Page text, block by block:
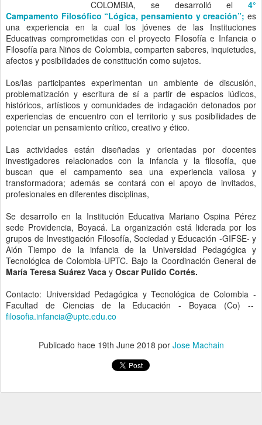
Los/las participantes experimentan un ambiente de discusión,
problematización y escritura de sí a partir de espacios lúdicos,
históricos, artísticos y comunidades de indagación detonados por
experiencias de encuentro con el territorio y sus posibilidades de
potenciar un pensamiento crítico, creativo y ético.
Las actividades están diseñadas y orientadas por docentes
investigadores relacionados con la infancia y la filosofía, que
buscan que el campamento sea una experiencia valiosa y
transformadora; además se contará con el apoyo de invitados,
profesionales en diferentes disciplinas,
Se desarrollo en la Institución Educativa Mariano Ospina Pérez
sede Providencia, Boyacá. La organización está liderada por los
grupos de Investigación Filosofía, Sociedad y Educación -GIFSE- y
Aión Tiempo de la infancia de la Universidad Pedagógica y
Tecnológica de Colombia-UPTC. Bajo la Coordinación General de
Contacto: Universidad Pedagógica y Tecnológica de Colombia -
Facultad de Ciencias de la Educación - Boyaca (Co) --
filosofia.infancia@uptc.edu.co
Publicado hace19th June 2018porJose Machain